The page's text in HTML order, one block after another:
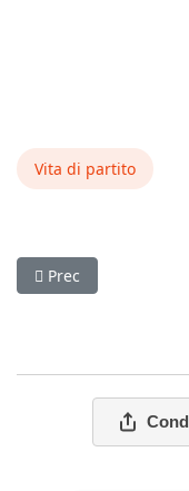
Vita di partito
Articolo
Prec